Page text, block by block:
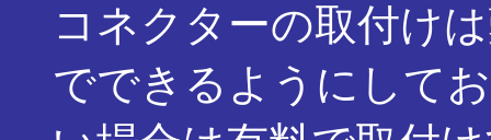
コネクターの取付け
でできるようにして